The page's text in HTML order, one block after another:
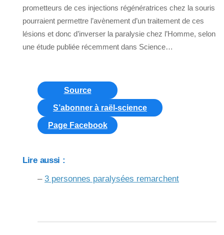
prometteurs de ces injections régénératrices chez la souris
pourraient permettre l’avènement d’un traitement de ces
lésions et donc d’inverser la paralysie chez l’Homme, selon
une étude publiée récemment dans Science…
Source
S’abonner à raël-science
Page Facebook
Lire aussi :
– 3 personnes paralysées remarchent